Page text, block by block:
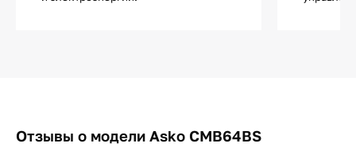
Отзывы о модели Asko CMB64BS